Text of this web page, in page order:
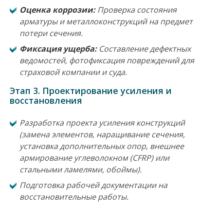
Оценка коррозии:Проверка состояния
арматуры и металлоконструкций на предмет
потери сечения.
Фиксация ущерба:Составление дефектных
ведомостей, фотофиксация повреждений для
страховой компании и суда.
Этап 3. Проектирование усиления и
восстановления
Разработка проекта усиления конструкций
(замена элементов, наращивание сечения,
установка дополнительных опор, внешнее
армирование углеволокном (CFRP) или
стальными ламелями, обоймы).
Подготовка рабочей документации на
восстановительные работы.